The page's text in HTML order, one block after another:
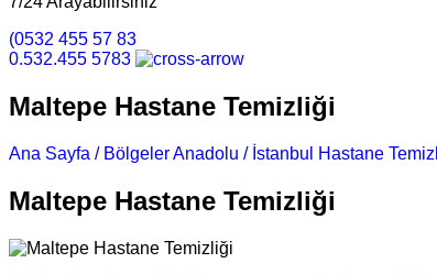
(0532 455 57 83
0.532.455 5783
Maltepe Hastane Temizliği
Ana Sayfa / Bölgeler Anadolu / İstanbul Hastane
Maltepe Hastane Temizliği